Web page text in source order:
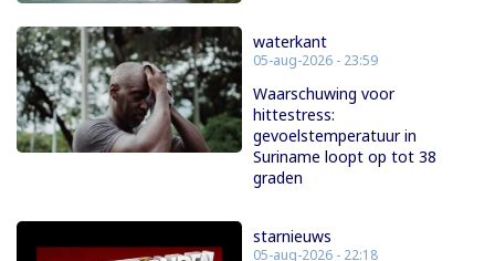
waterkant
05-aug-2026 - 23:59
Waarschuwing voor
hittestress:
gevoelstemperatuur in
Suriname loopt op tot 38
graden
starnieuws
05-aug-2026 - 22:18